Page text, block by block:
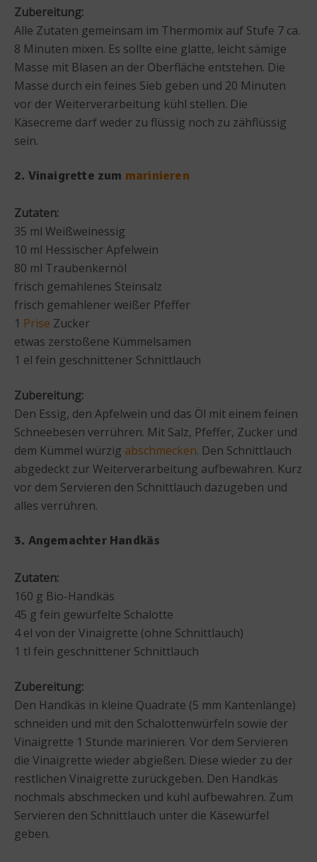
Zubereitung:
Alle Zutaten gemeinsam im Thermomix auf Stufe 7 ca.
8 Minuten mixen. Es sollte eine glatte, leicht sämige
Masse mit Blasen an der Oberfläche entstehen. Die
Masse durch ein feines Sieb geben und 20 Minuten
vor der Weiterverarbeitung kühl stellen. Die
Käsecreme darf weder zu flüssig noch zu zähflüssig
sein.
2. Vinaigrette zum marinieren
Zutaten:
35 ml Weißweinessig
10 ml Hessischer Apfelwein
80 ml Traubenkernöl
frisch gemahlenes Steinsalz
frisch gemahlener weißer Pfeffer
1 Prise Zucker
etwas zerstoßene Kümmelsamen
1 el fein geschnittener Schnittlauch
Zubereitung:
Den Essig, den Apfelwein und das Öl mit einem feinen
Schneebesen verrühren. Mit Salz, Pfeffer, Zucker und
dem Kümmel würzig abschmecken. Den Schnittlauch
abgedeckt zur Weiterverarbeitung aufbewahren. Kurz
vor dem Servieren den Schnittlauch dazugeben und
alles verrühren.
3. Angemachter Handkäs
Zutaten:
160 g Bio-Handkäs
45 g fein gewürfelte Schalotte
4 el von der Vinaigrette (ohne Schnittlauch)
1 tl fein geschnittener Schnittlauch
Zubereitung:
Den Handkäs in kleine Quadrate (5 mm Kantenlänge)
schneiden und mit den Schalottenwürfeln sowie der
Vinaigrette 1 Stunde marinieren. Vor dem Servieren
die Vinaigrette wieder abgießen. Diese wieder zu der
restlichen Vinaigrette zurückgeben. Den Handkäs
nochmals abschmecken und kühl aufbewahren. Zum
Servieren den Schnittlauch unter die Käsewürfel
geben.